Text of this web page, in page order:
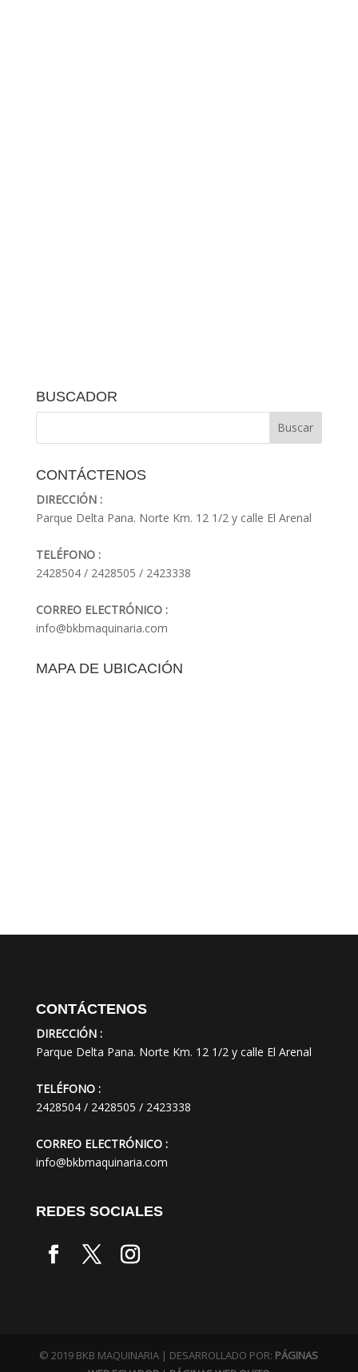
BUSCADOR
CONTÁCTENOS
DIRECCIÓN :
Parque Delta Pana. Norte Km. 12 1/2 y calle El Arenal
TELÉFONO :
2428504 / 2428505 / 2423338
CORREO ELECTRÓNICO :
info@bkbmaquinaria.com
MAPA DE UBICACIÓN
CONTÁCTENOS
DIRECCIÓN :
Parque Delta Pana. Norte Km. 12 1/2 y calle El Arenal
TELÉFONO :
2428504 / 2428505 / 2423338
CORREO ELECTRÓNICO :
info@bkbmaquinaria.com
REDES SOCIALES
© 2019 BKB MAQUINARIA | DESARROLLADO POR: PÁGINAS